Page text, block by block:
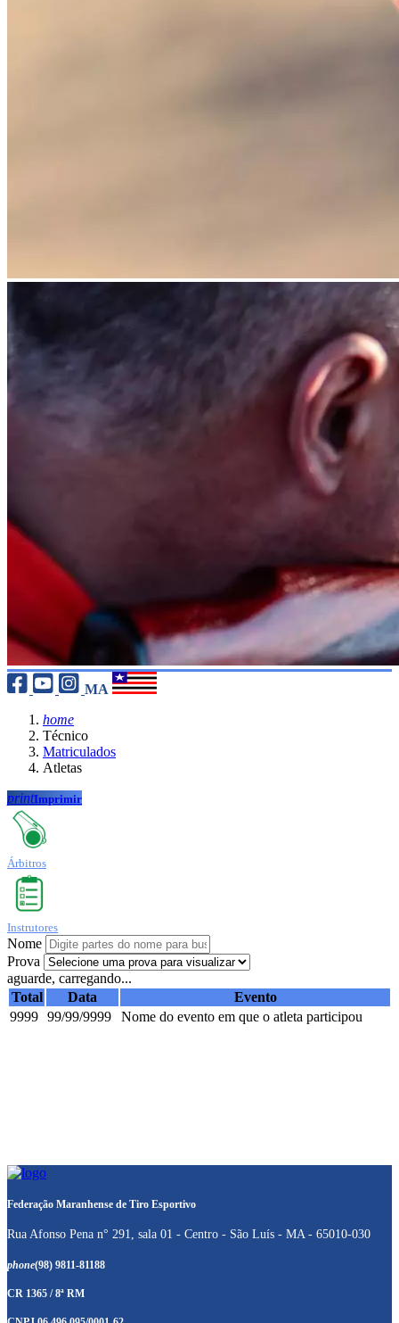
MA
home
Técnico
Matriculados
Atletas
printImprimir
Árbitros
Instrutores
Nome
Prova
aguarde, carregando...
Total
Data
Evento
9999 99/99/9999 Nome do evento em que o atleta participou
Federação Maranhense de Tiro Esportivo
Rua Afonso Pena n° 291, sala 01 - Centro - São Luís - MA - 65010-030
phone(98) 9811-81188
CR 1365 / 8ª RM